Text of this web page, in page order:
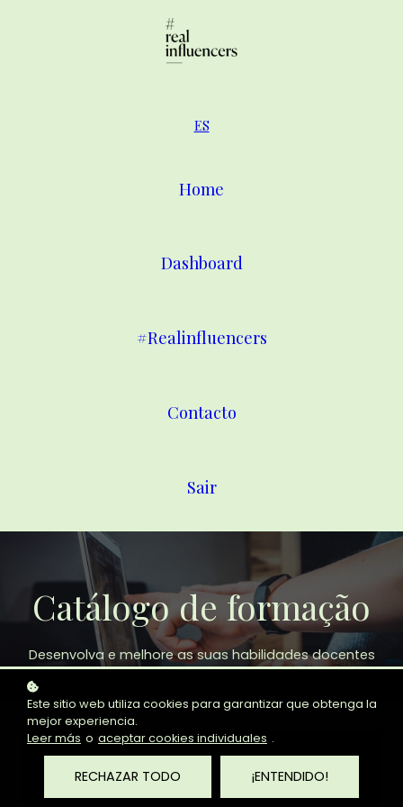
ES
Home
Dashboard
#Realinfluencers
Contacto
Sair
Catálogo de formação
Desenvolva e melhore as suas habilidades docentes
Este sitio web utiliza cookies para garantizar que obtenga la
mejor experiencia.
Leer más o aceptar cookies individuales .
RECHAZAR TODO ¡ENTENDIDO!